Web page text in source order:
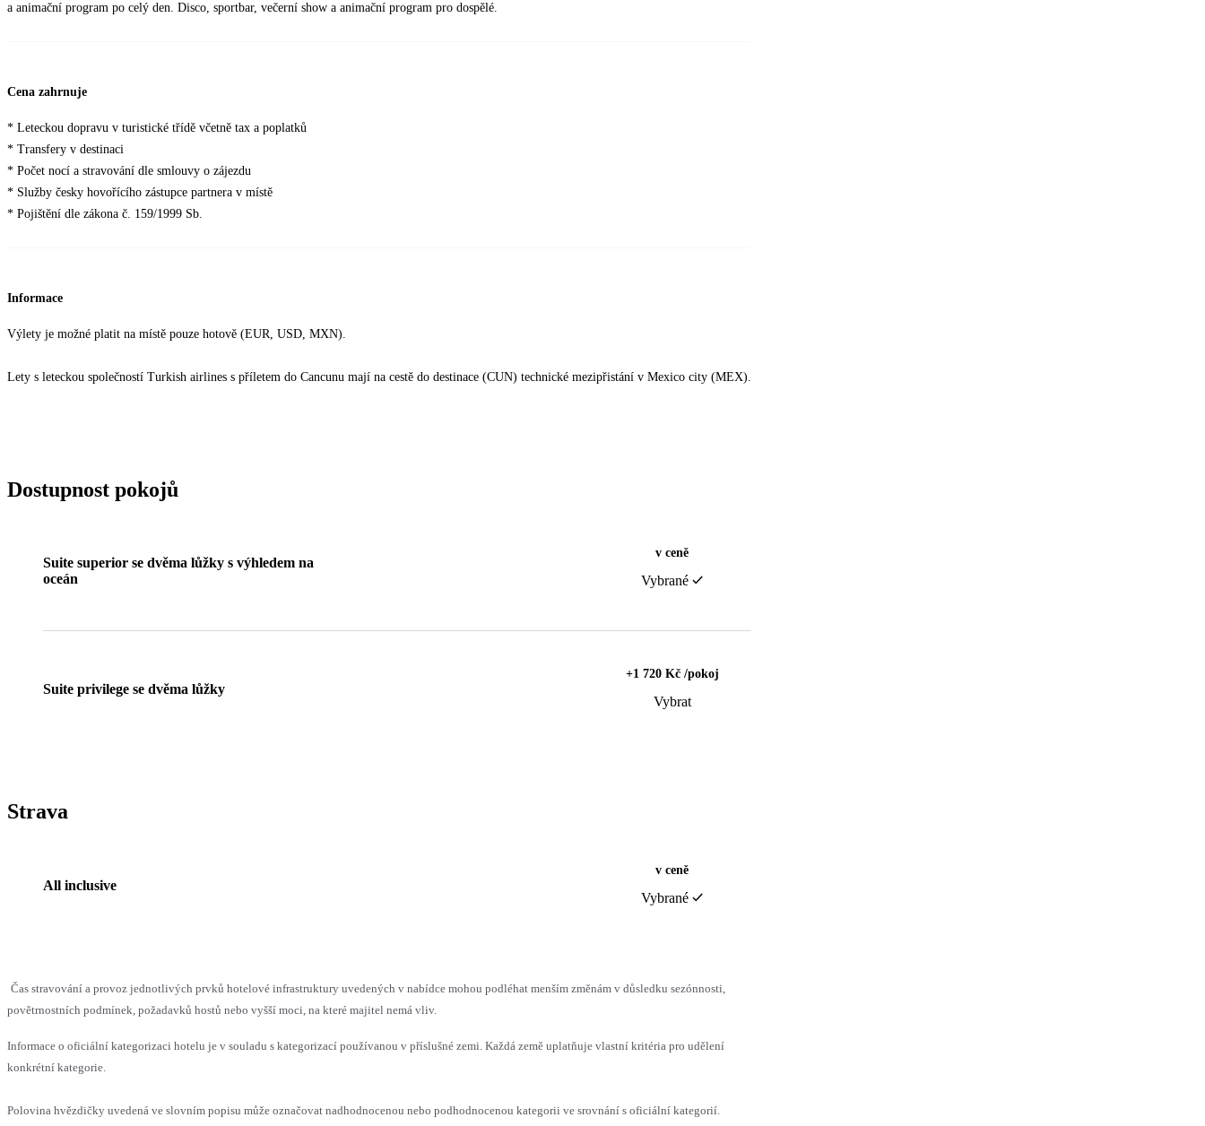
a animační program po celý den. Disco, sportbar, večerní show a animační program pro dospělé.
Cena zahrnuje
* Leteckou dopravu v turistické třídě včetně tax a poplatků
* Transfery v destinaci
* Počet nocí a stravování dle smlouvy o zájezdu
* Služby česky hovořícího zástupce partnera v místě
* Pojištění dle zákona č. 159/1999 Sb.
Informace
Výlety je možné platit na místě pouze hotově (EUR, USD, MXN).
Lety s leteckou společností Turkish airlines s příletem do Cancunu mají na cestě do destinace (CUN) technické mezipřistání v Mexico city (MEX).
Dostupnost pokojů
Suite superior se dvěma lůžky s výhledem na
oceán
v ceně
Vybrané
Suite privilege se dvěma lůžky
+1 720 Kč /pokoj
Vybrat
Strava
All inclusive
v ceně
Vybrané
Čas stravování a provoz jednotlivých prvků hotelové infrastruktury uvedených v nabídce mohou podléhat menším změnám v důsledku sezónnosti,
povětrnostních podmínek, požadavků hostů nebo vyšší moci, na které majitel nemá vliv.
Informace o oficiální kategorizaci hotelu je v souladu s kategorizací používanou v příslušné zemi. Každá země uplatňuje vlastní kritéria pro udělení
konkrétní kategorie.
Polovina hvězdičky uvedená ve slovním popisu může označovat nadhodnocenou nebo podhodnocenou kategorii ve srovnání s oficiální kategorií.